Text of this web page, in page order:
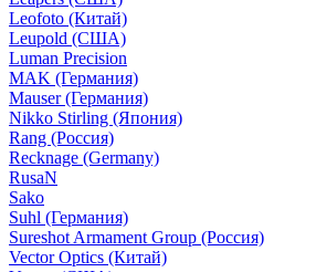
Leofoto (Китай)
Leupold (США)
Luman Precision
MAK (Германия)
Mauser (Германия)
Nikko Stirling (Япония)
Rang (Россия)
Recknage (Germany)
RusaN
Sako
Suhl (Германия)
Sureshot Armament Group (Россия)
Vector Optics (Китай)